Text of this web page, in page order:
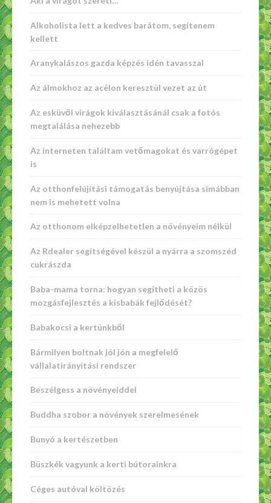
Alkoholista lett a kedves barátom, segítenem
kellett
Aranykalászos gazda képzés idén tavasszal
Az álmokhoz az acélon keresztül vezet az út
Az esküvői virágok kiválasztásánál csak a fotós
megtalálása nehezebb
Az interneten találtam vetőmagokat és varrógépet
is
Az otthonfelújítási támogatás benyújtása simábban
nem is mehetett volna
Az otthonom elképzelhetetlen a növényeim nélkül
Az Rdealer segítségével készül a nyárra a szomszéd
cukrászda
Baba-mama torna: hogyan segítheti a közös
mozgásfejlesztés a kisbabák fejlődését?
Babakocsi a kertünkből
Bármilyen boltnak jól jön a megfelelő
vállalatirányítási rendszer
Beszélgess a növényeiddel
Buddha szobor a növények szerelmesének
Bunyó a kertészetben
Büszkék vagyunk a kerti bútorainkra
Céges autóval költözés